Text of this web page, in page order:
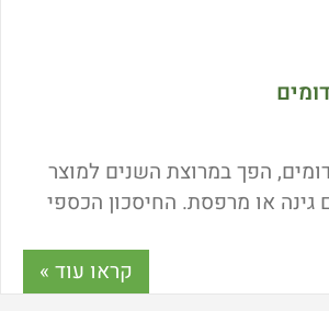
הפך במרוצת השנים למוצר
גינה או מרפסת. החיסכון הכספי
ברגליים ולבחור בהמוניו במרבד
להתקין דשא סינטטי בגינה? כל
קראו עוד »